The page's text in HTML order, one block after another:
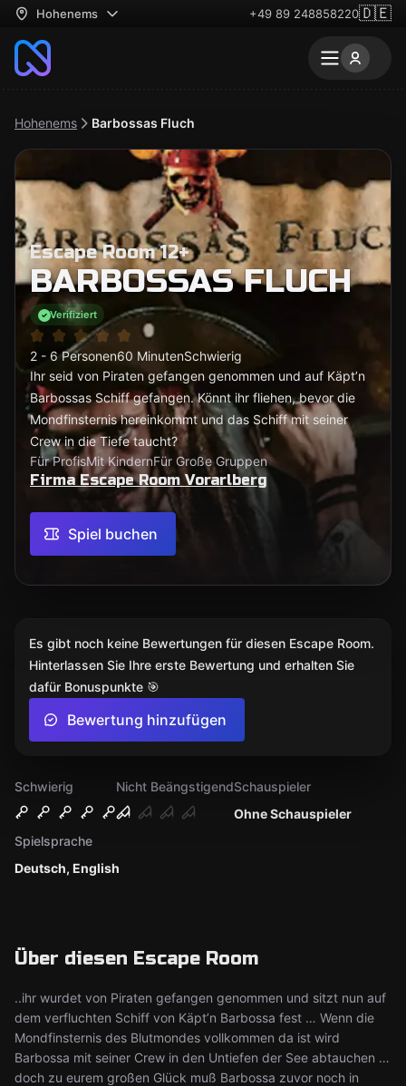
Hohenems +49 89 248858220🇩🇪
Hohenems Barbossas Fluch
Escape Room 12+
BARBOSSAS FLUCH
Verifiziert
2 - 6 Personen60 MinutenSchwierig
Ihr seid von Piraten gefangen genommen und auf Käpt’n
Barbossas Schiff gefangen. Könnt ihr fliehen, bevor die
Mondfinsternis hereinkommt und das Schiff mit seiner
Crew in die Tiefe taucht?
Für ProfisMit KindernFür Große Gruppen
Firma Escape Room Vorarlberg
Spiel buchen
Schwierig
Nicht Beängstigend
Ohne Schauspieler
Schauspieler
Deutsch, English
Spielsprache
Über diesen Escape Room
..ihr wurdet von Piraten gefangen genommen und sitzt nun auf
dem verfluchten Schiff von Käpt’n Barbossa fest … Wenn die
Mondfinsternis des Blutmondes vollkommen da ist wird
Barbossa mit seiner Crew in den Untiefen der See abtauchen …
doch zu eurem großen Glück muß Barbossa zuvor noch in
Es gibt noch keine Bewertungen für diesen Escape Room.
Hinterlassen Sie Ihre erste Bewertung und erhalten Sie
dafür Bonuspunkte 🎯
Bewertung hinzufügen